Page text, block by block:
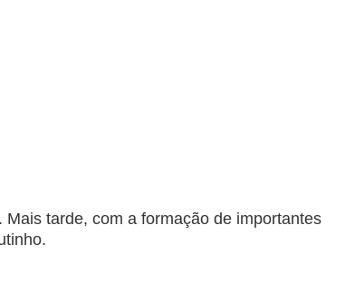
tarde, com a formação de importantes